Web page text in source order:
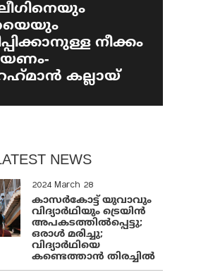
നീക്കം
കല്ലായ്
NEWS
2024 March 28
കാസർകോട്ട് യുവാവും
വിദ്യാർഥിയും ട്രെയിൻ
അപകടത്തിൽപ്പെട്ടു;
ഒരാൾ മരിച്ചു;
വിദ്യാർഥിയെ
കണ്ടെത്താൻ തിരച്ചിൽ